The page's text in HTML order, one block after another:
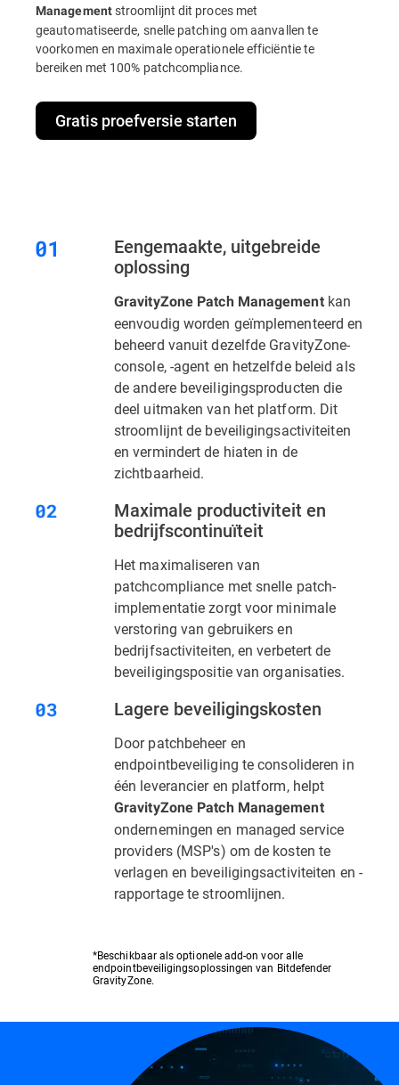
Managementstroomlijnt dit proces met
geautomatiseerde, snelle patching om aanvallen te
voorkomen en maximale operationele efficiëntie te
bereiken met 100% patchcompliance.
Gratis proefversie starten
Eengemaakte, uitgebreide
oplossing
GravityZone Patch Managementkan
eenvoudig worden geïmplementeerd en
beheerd vanuit dezelfde GravityZone-
console, -agent en hetzelfde beleid als
de andere beveiligingsproducten die
deel uitmaken van het platform. Dit
stroomlijnt de beveiligingsactiviteiten
en vermindert de hiaten in de
zichtbaarheid.
Maximale productiviteit en
bedrijfscontinuïteit
Het maximaliseren van
patchcompliance met snelle patch-
implementatie zorgt voor minimale
verstoring van gebruikers en
bedrijfsactiviteiten, en verbetert de
beveiligingspositie van organisaties.
Lagere beveiligingskosten
Door patchbeheer en
endpointbeveiliging te consolideren in
één leverancier en platform, helpt
GravityZone Patch Management
ondernemingen en managed service
providers (MSP's) om de kosten te
verlagen en beveiligingsactiviteiten en -
rapportage te stroomlijnen.
*Beschikbaar als optionele add-on voor alle
endpointbeveiligingsoplossingen van Bitdefender
GravityZone.